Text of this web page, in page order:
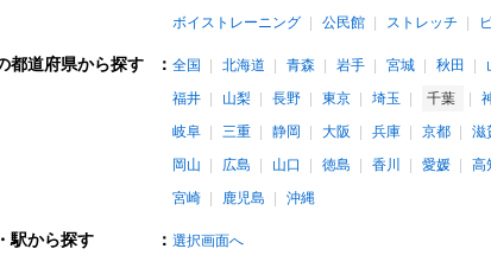
ボイストレーニング
公民館 ストレッチ
都道府県から探す ： 全国 北海道 青森 岩手 宮城 秋田
福井
山梨 長野 東京 埼玉 千葉
岐阜
三重 静岡 大阪 兵庫 京都 滋
岡山
広島 山口 徳島 香川 愛媛 高
宮崎
鹿児島 沖縄
駅から探す ： 選択画面へ